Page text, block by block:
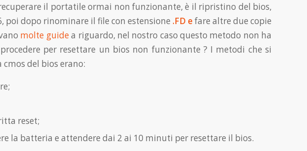
il portatile ormai non funzionante, è il ripristino del bios,
poi dopo rinominare il file con estensione .FD e fare altre due copie
molte guidea riguardo, nel nostro caso questo metodo non ha
per resettare un bios non funzionante ? I metodi che si
del bios erano:
reset;
la batteria e attendere dai 2 ai 10 minuti per resettare il bios.